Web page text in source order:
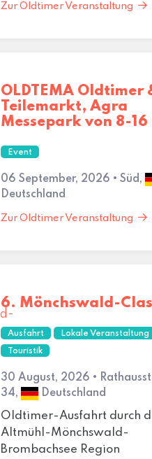
Zur Oldtimer Veranstaltung
OLDTEMA Oldtimer
Teilemarkt, Agra
Messepark von 8-16
Event
06 September, 2026 • Süd,
Deutschland
Zur Oldtimer Veranstaltung
6. Mönchswald-
Ausfahrt Lokale Veranstaltung
Touristik
30 August, 2026 •
34,
Deutschland
Oldtimer-Ausfahrt durch
Altmühl-Mönchswald-
Brombachsee Region